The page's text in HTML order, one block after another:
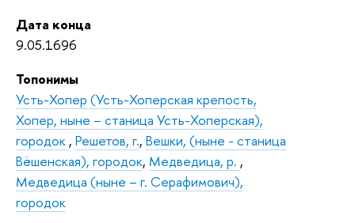
Дата конца
9.05.1696
Топонимы
Усть-Хопер (Усть-Хоперская крепость,
Хопер, ныне – станица Усть-Хоперская),
городок , Решетов, г., Вешки, (ныне - станица
Вёшенская), городок, Медведица, р. ,
Медведица (ныне – г. Серафимович),
городок